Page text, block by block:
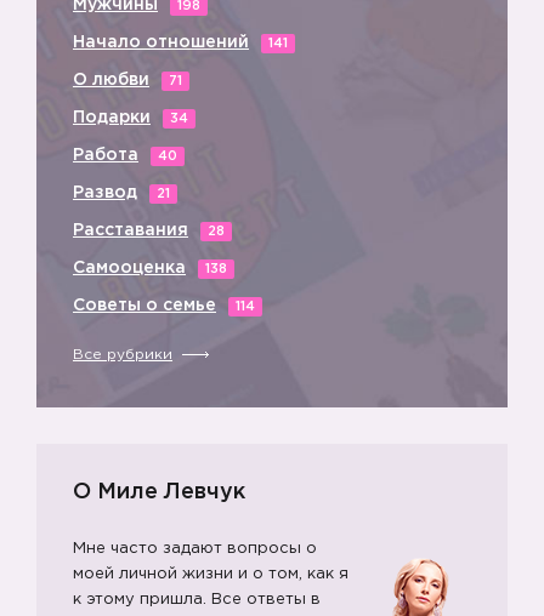
Мужчины 198
Начало отношений 141
О любви 71
Подарки 34
Работа 40
Развод 21
Расставания 28
Самооценка 138
Советы о семье 114
Все рубрики
О Миле Левчук
Мне часто задают вопросы о
моей личной жизни и о том, как я
к этому пришла. Все ответы в